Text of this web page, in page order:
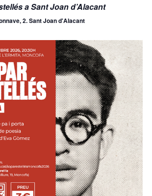
a Sant Joan d’Alacant
2. Sant Joan d'Alacant